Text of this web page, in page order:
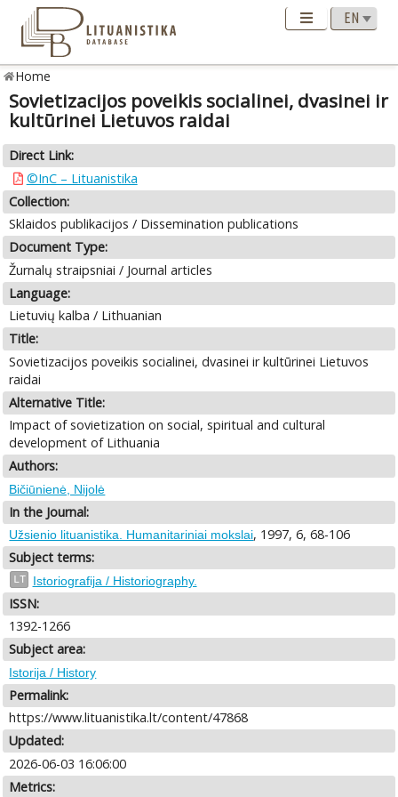
Home
Sovietizacijos poveikis socialinei, dvasinei ir
kultūrinei Lietuvos raidai
Direct Link:
©InC – Lituanistika
Collection:
Sklaidos publikacijos / Dissemination publications
Document Type:
Žurnalų straipsniai / Journal articles
Language:
Lietuvių kalba / Lithuanian
Title:
Sovietizacijos poveikis socialinei, dvasinei ir kultūrinei Lietuvos
raidai
Alternative Title:
Impact of sovietization on social, spiritual and cultural
development of Lithuania
Authors:
Bičiūnienė, Nijolė
In the Journal:
Užsienio lituanistika. Humanitariniai mokslai, 1997, 6, 68-106
Subject terms:
LT Istoriografija / Historiography.
ISSN:
1392-1266
Subject area:
Istorija / History
Permalink:
https://www.lituanistika.lt/content/47868
Updated:
2026-06-03 16:06:00
Metrics: